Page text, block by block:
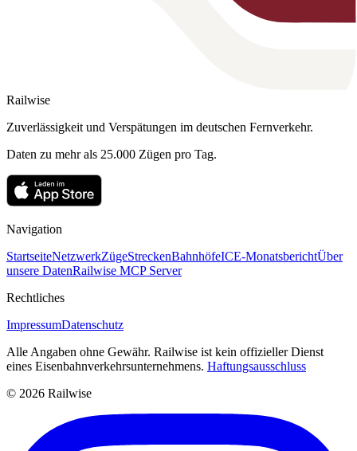
Railwise
Zuverlässigkeit und Verspätungen im deutschen Fernverkehr.
Daten zu mehr als 25.000 Zügen pro Tag.
Navigation
StartseiteNetzwerkZügeStreckenBahnhöfeICE-MonatsberichtÜber
unsere DatenRailwise MCP Server
Rechtliches
ImpressumDatenschutz
Alle Angaben ohne Gewähr. Railwise ist kein offizieller Dienst
eines Eisenbahnverkehrsunternehmens. Haftungsausschluss
© 2026 Railwise